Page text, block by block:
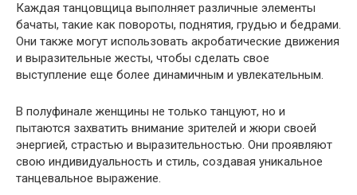
Каждая танцовщица выполняет различные элементы
бачаты, такие как повороты, поднятия, грудью и бедрами.
Они также могут использовать акробатические движения
и выразительные жесты, чтобы сделать свое
выступление еще более динамичным и увлекательным.
В полуфинале женщины не только танцуют, но и
пытаются захватить внимание зрителей и жюри своей
энергией, страстью и выразительностью. Они проявляют
свою индивидуальность и стиль, создавая уникальное
танцевальное выражение.